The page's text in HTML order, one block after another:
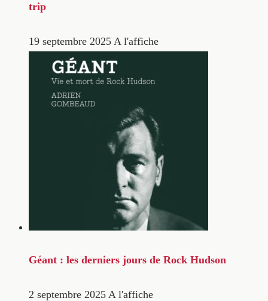
trip
19 septembre 2025 A l'affiche
Géant : les derniers jours de Rock Hudson
2 septembre 2025 A l'affiche